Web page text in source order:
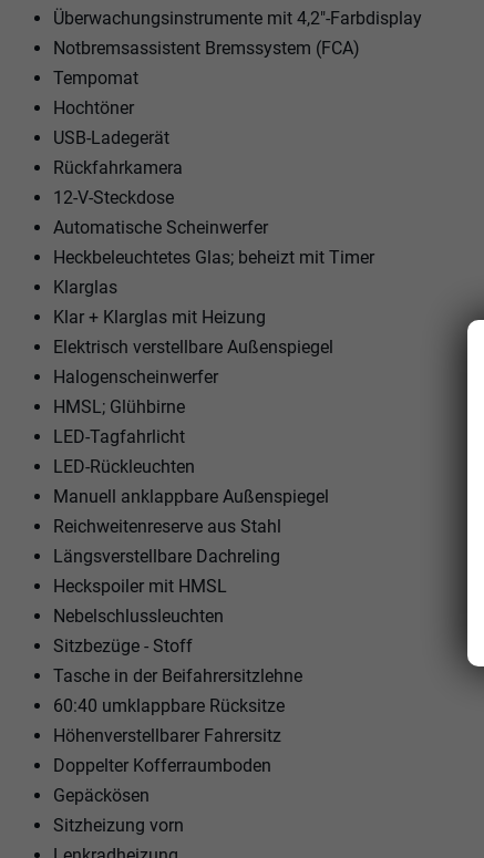
Überwachungsinstrumente mit 4,2"-Farbdisplay
Notbremsassistent Bremssystem (FCA)
Tempomat
Hochtöner
USB-Ladegerät
Rückfahrkamera
12-V-Steckdose
Automatische Scheinwerfer
Heckbeleuchtetes Glas; beheizt mit Timer
Klarglas
Klar + Klarglas mit Heizung
Elektrisch verstellbare Außenspiegel
Halogenscheinwerfer
HMSL; Glühbirne
LED-Tagfahrlicht
LED-Rückleuchten
Manuell anklappbare Außenspiegel
Reichweitenreserve aus Stahl
Längsverstellbare Dachreling
Heckspoiler mit HMSL
Nebelschlussleuchten
Sitzbezüge - Stoff
Tasche in der Beifahrersitzlehne
60:40 umklappbare Rücksitze
Höhenverstellbarer Fahrersitz
Doppelter Kofferraumboden
Gepäckösen
Sitzheizung vorn